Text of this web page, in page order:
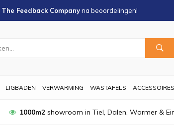
The Feedback Companyna beoordelingen!
LIGBADEN VERWARMING WASTAFELS ACCESSOIRES
1000m2showroom in Tiel, Dalen, Wormer &